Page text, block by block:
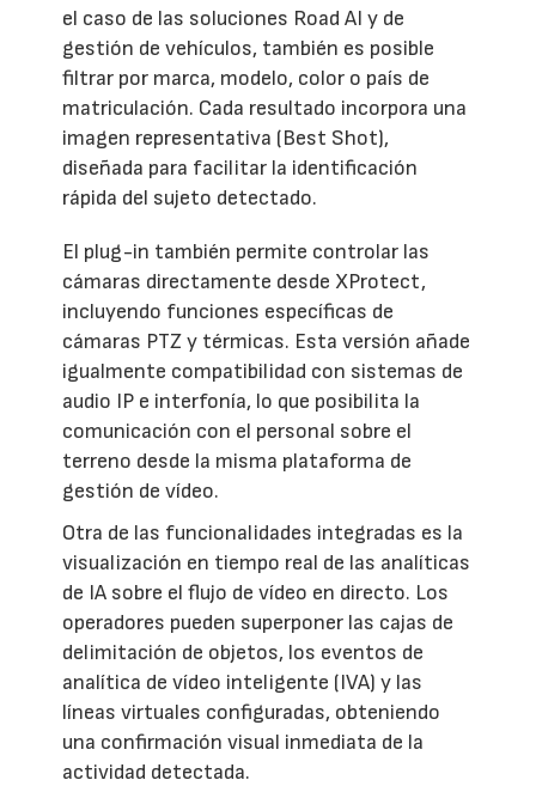
el caso de las soluciones Road AI y de
gestión de vehículos, también es posible
filtrar por marca, modelo, color o país de
matriculación. Cada resultado incorpora una
imagen representativa (Best Shot),
diseñada para facilitar la identificación
rápida del sujeto detectado.
El plug-in también permite controlar las
cámaras directamente desde XProtect,
incluyendo funciones específicas de
cámaras PTZ y térmicas. Esta versión añade
igualmente compatibilidad con sistemas de
audio IP e interfonía, lo que posibilita la
comunicación con el personal sobre el
terreno desde la misma plataforma de
gestión de vídeo.
Otra de las funcionalidades integradas es la
visualización en tiempo real de las analíticas
de IA sobre el flujo de vídeo en directo. Los
operadores pueden superponer las cajas de
delimitación de objetos, los eventos de
analítica de vídeo inteligente (IVA) y las
líneas virtuales configuradas, obteniendo
una confirmación visual inmediata de la
actividad detectada.